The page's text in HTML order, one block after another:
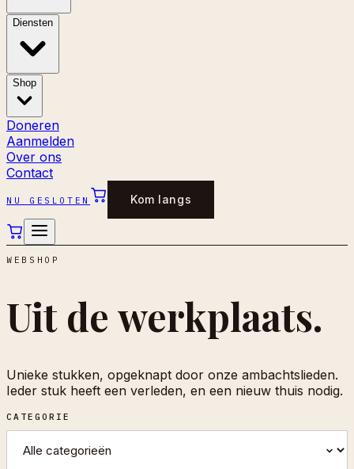
Diensten
Shop
Doneren
Aanmelden
Over ons
Contact
NU GESLOTEN Kom langs
WEBSHOP
Uit de werkplaats.
Unieke stukken, opgeknapt door onze ambachtslieden.
Ieder stuk heeft een verleden, en een nieuw thuis nodig.
CATEGORIE